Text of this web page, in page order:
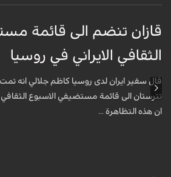
قازان تنضم الى قائمة
الثقافي الايراني في روسيا
قال سفير ايران لدى روسيا كاظم جلالي انه
تترستان الى قائمة مستضيفي الاسبوع
ان هذه التظاهرة ...